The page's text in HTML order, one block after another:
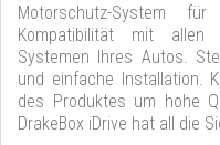
Motorschutz-System
Kompatibilität mit allen
Systemen Ihres Autos.
und einfache Installation.
des Produktes um hohe
DrakeBox iDrive hat all die